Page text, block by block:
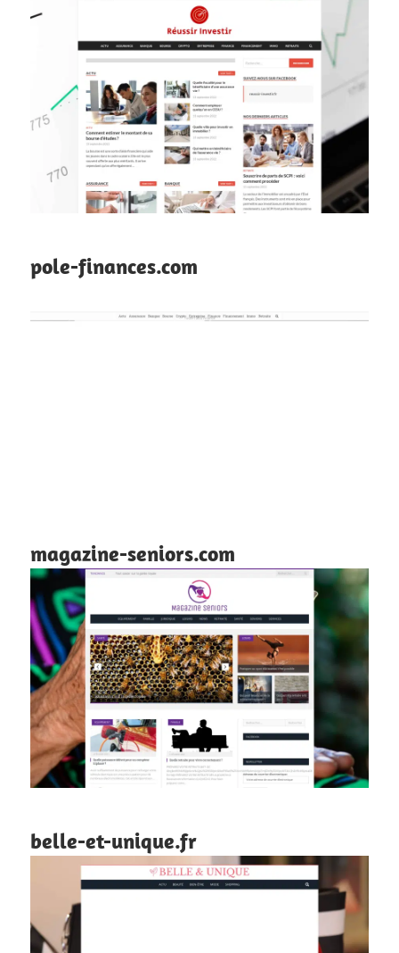
pole-finances.com
magazine-seniors.com
belle-et-unique.fr